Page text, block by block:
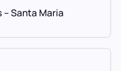
Santa Maria